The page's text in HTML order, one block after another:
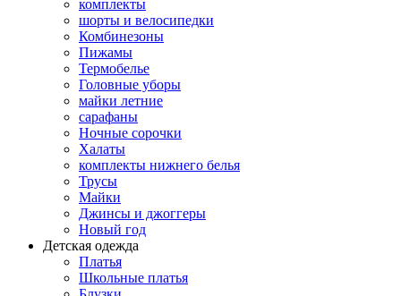
комплекты
шорты и велосипедки
Комбинезоны
Пижамы
Термобелье
Головные уборы
майки летние
сарафаны
Ночные сорочки
Халаты
комплекты нижнего белья
Трусы
Майки
Джинсы и джоггеры
Новый год
Детская одежда
Платья
Школьные платья